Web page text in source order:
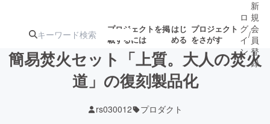
プロジェクトを掲
載するには
はじ
める
プロジェクト
をさがす
ジェクト
募集終了が近いプ
ロジェクト
ロ
グ
イ
ン
/
新
規
会
員
登
録
簡易焚火セット「上質。大人の焚火
道」の復刻製品化
rs030012 プロダクト